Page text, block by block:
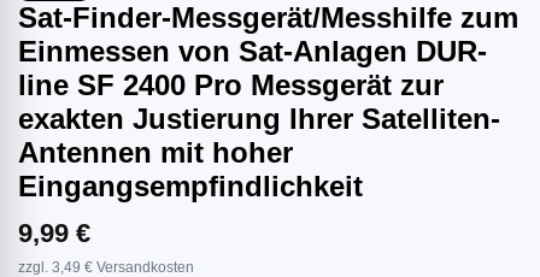
Sat-Finder-Messgerät/Messhilfe zum
Einmessen von Sat-Anlagen DUR-
line SF 2400 Pro Messgerät zur
exakten Justierung Ihrer Satelliten-
Antennen mit hoher
Eingangsempfindlichkeit
9,99 €
zzgl. 3,49 € Versandkosten